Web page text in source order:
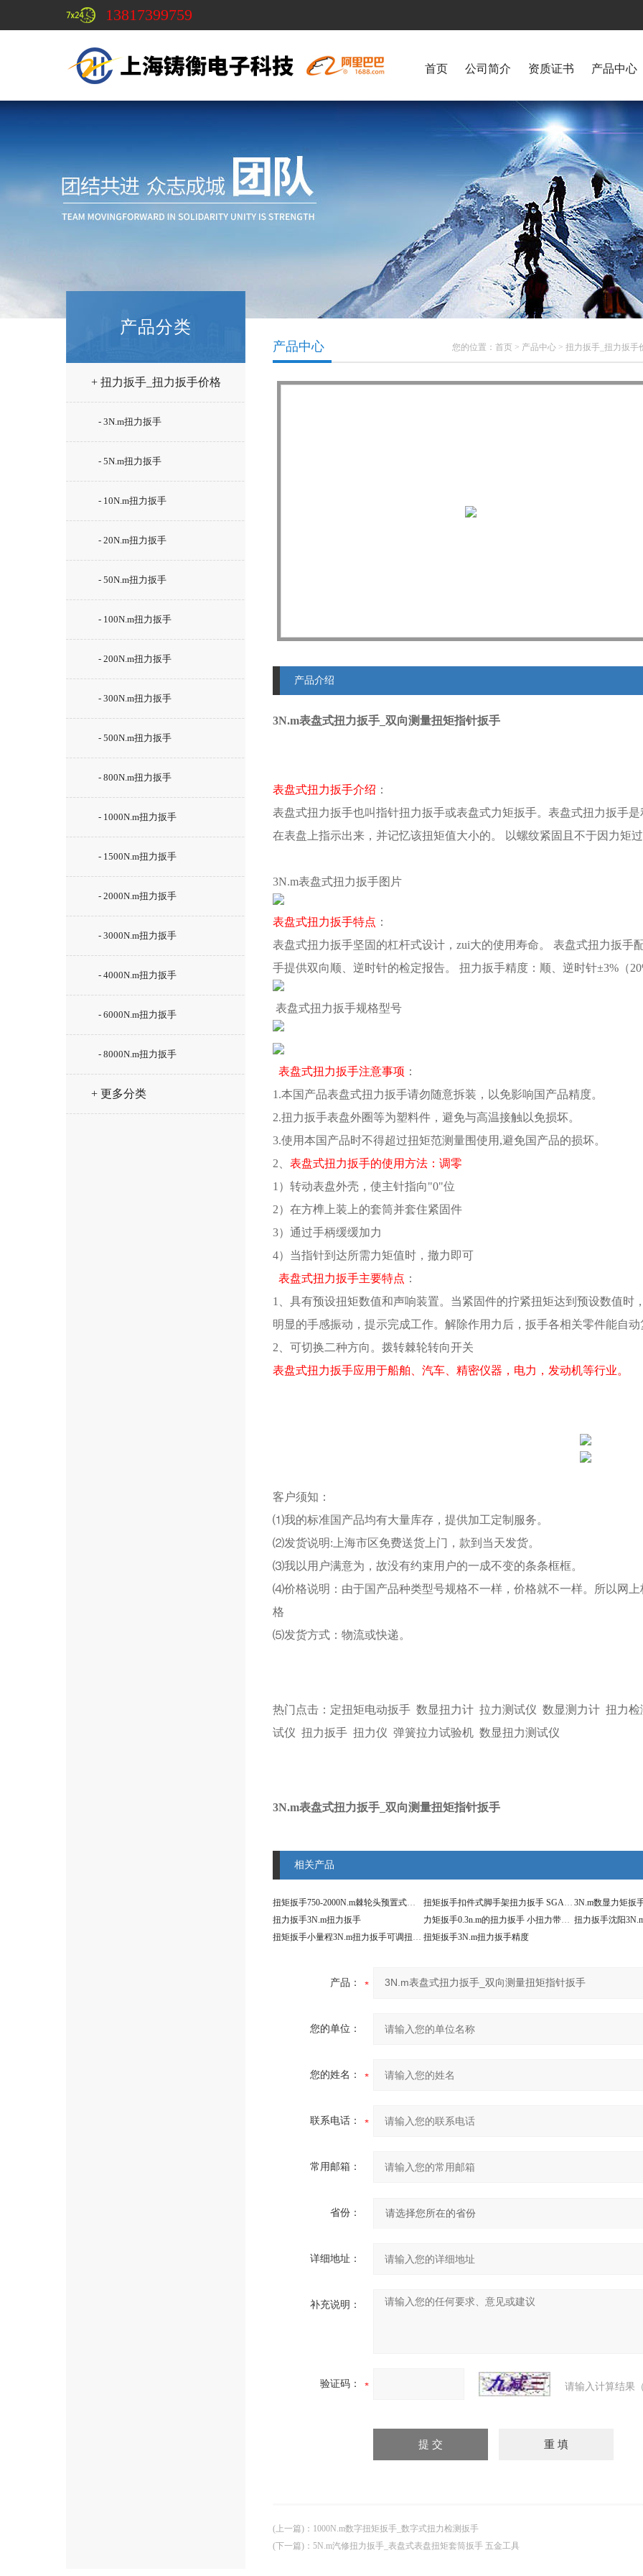
13817399759
首页 公司简介 资质证书 产品中心
产品分类
+ 扭力扳手_扭力扳手价格
- 3N.m扭力扳手
- 5N.m扭力扳手
- 10N.m扭力扳手
- 20N.m扭力扳手
- 50N.m扭力扳手
- 100N.m扭力扳手
- 200N.m扭力扳手
- 300N.m扭力扳手
- 500N.m扭力扳手
- 800N.m扭力扳手
- 1000N.m扭力扳手
- 1500N.m扭力扳手
- 2000N.m扭力扳手
- 3000N.m扭力扳手
- 4000N.m扭力扳手
- 6000N.m扭力扳手
- 8000N.m扭力扳手
+ 更多分类
您的位置： 首页 > 产品中心 > 扭力扳手_扭力扳手
产品中心
产品介绍
3N.m表盘式扭力扳手_双向测量扭矩指针扳手
表盘式扭力扳手介绍 ：
表盘式扭力扳手也叫指针扭力扳手或表盘式力矩扳手。表盘式扭力扳手
在表盘上指示出来，并记忆该扭矩值大小的。 以螺纹紧固且不于因力矩
3N.m表盘式扭力扳手图片
表盘式扭力扳手特点 ：
表盘式扭力扳手坚固的杠杆式设计，zui大的使用寿命。 表盘式扭力扳手
手提供双向顺、逆时针的检定报告。 扭力扳手精度：顺、逆时针±3%（
表盘式扭力扳手规格型号
表盘式扭力扳手注意事项 ：
1.本国产品表盘式扭力扳手请勿随意拆装，以免影响国产品精度。
2.扭力扳手表盘外圈等为塑料件，避免与高温接触以免损坏。
3.使用本国产品时不得超过扭矩范测量围使用,避免国产品的损坏。
2、 表盘式扭力扳手的使用方法：调零
1）转动表盘外壳，使主针指向"0"位
2）在方榫上装上的套筒并套住紧固件
3）通过手柄缓缓加力
4）当指针到达所需力矩值时，撤力即可
表盘式扭力扳手主要特点 ：
1、具有预设扭矩数值和声响装置。当紧固件的拧紧扭矩达到预设数值
明显的手感振动，提示完成工作。解除作用力后，扳手各相关零件能自动
2、可切换二种方向。拨转棘轮转向开关
表盘式扭力扳手应用于船舶、汽车、精密仪器，电力，发动机等行业。
客户须知：
⑴我的标准国产品均有大量库存，提供加工定制服务。
⑵发货说明:上海市区免费送货上门，款到当天发货。
⑶我以用户满意为，故没有约束用户的一成不变的条条框框。
⑷价格说明：由于国产品种类型号规格不一样，价格就不一样。所以网
格
⑸发货方式：物流或快递。
热门点击： 定扭矩电动扳手 数显扭力计 拉力测试仪 数显测力计 扭力检
试仪 扭力扳手 扭力仪 弹簧拉力试验机 数显扭力测试仪
3N.m表盘式扭力扳手_双向测量扭矩指针扳手
相关产品
扭矩扳手750-2000N.m棘轮头预置式扭力扳手 预制可调 扭矩扳手扣件式脚手架扭力扳手 SGACD-3表盘力矩扳手
扭力扳手3N.m扭力扳手
力矩扳手0.3n.m的扭力扳手 小扭力带表盘扭矩扳手 扭力扳手沈阳
扭矩扳手小量程3N.m扭力扳手可调扭矩检测生产厂家 扭矩扳手3N.m扭力扳手精度
产品：
您的单位：
您的姓名：
联系电话：
常用邮箱：
省份：
详细地址：
补充说明：
验证码： 请输入计算结果
(上一篇) ： 1000N.m数字扭矩扳手_数字式扭力检测扳手
(下一篇) ： 5N.m汽修扭力扳手_表盘式表盘扭矩套筒扳手 五金工具